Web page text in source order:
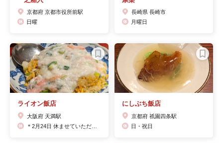
京都府 京都市役所前駅
日曜
長崎県 長崎市
月曜日
ライオン飯店
大阪府 天満駅
にしぶち飯店
京都府 祇園四条駅
日・祝日